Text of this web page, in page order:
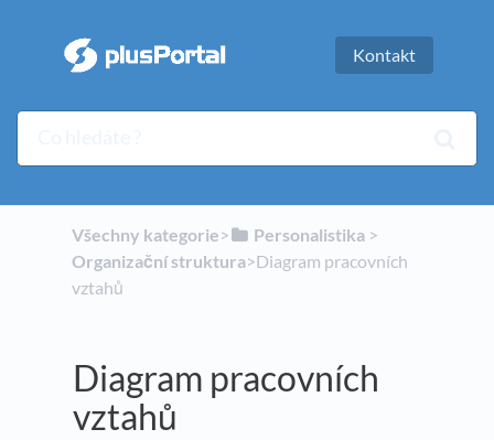
Kontakt
Všechny kategorie​>​ ​Personalistika ​ > ​
Organizační struktura​>​ Diagram pracovních
vztahů
Diagram pracovních
vztahů